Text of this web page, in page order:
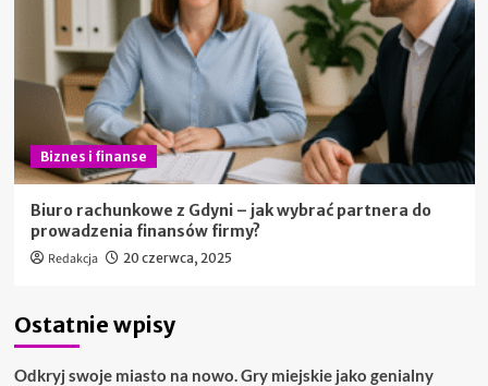
Biznes i finanse
Biuro rachunkowe z Gdyni – jak wybrać partnera do
prowadzenia finansów firmy?
Redakcja 20 czerwca, 2025
Ostatnie wpisy
Odkryj swoje miasto na nowo. Gry miejskie jako genialny